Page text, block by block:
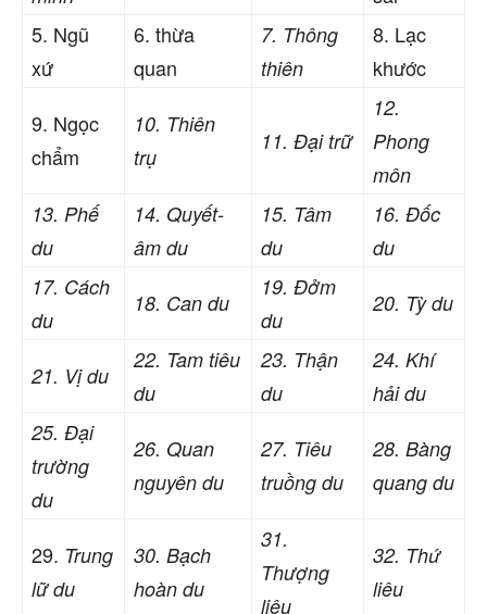
5. Ngũ
xứ
6. thừa
quan
7. Thông
thiên
8. Lạc
khước
9. Ngọc
chẩm
10. Thiên
trụ
11. Đại trữ
12.
Phong
môn
13. Phế
du
14. Quyết-
âm du
15. Tâm
du
16. Đốc
du
17. Cách
du
18. Can du
19. Đởm
du
20. Tỳ du
21. Vị du
22. Tam tiêu
du
23. Thận
du
24. Khí
hải du
25. Đại
trường
du
26. Quan
nguyên du
27. Tiêu
truồng du
28. Bàng
quang du
29. Trung
lữ du
30. Bạch
hoàn du
31.
Thượng
liêu
32. Thứ
liêu